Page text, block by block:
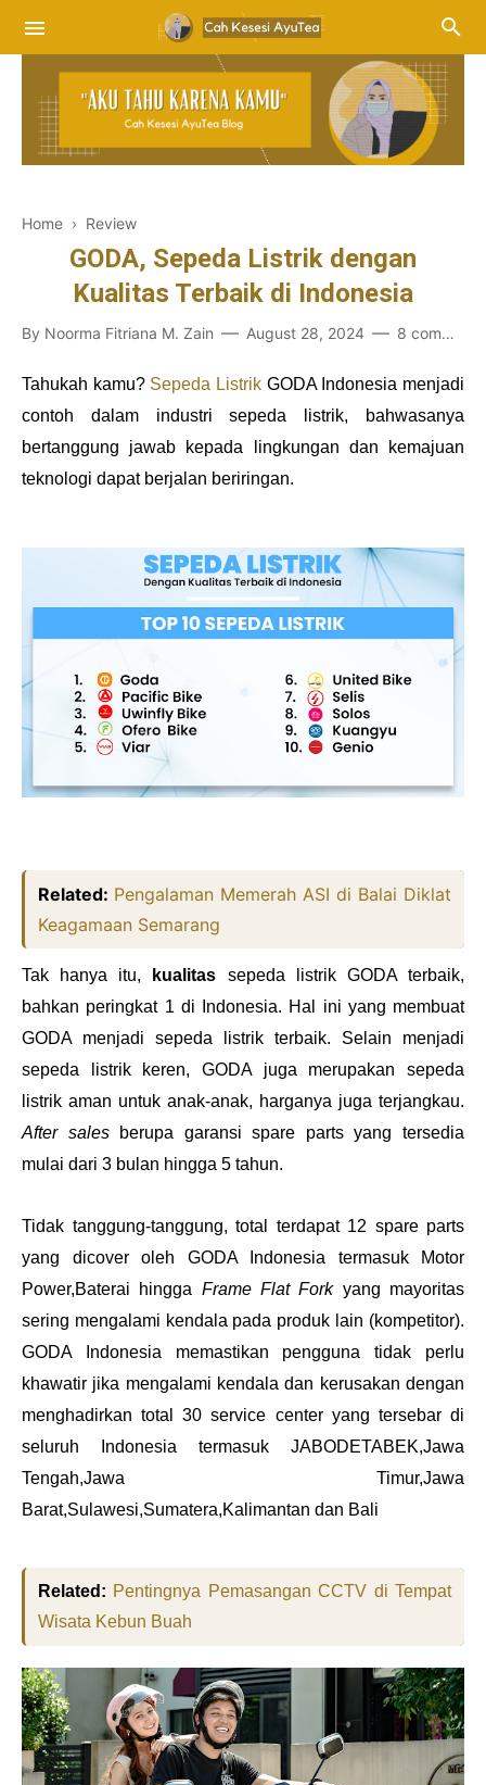
Home › Review
GODA, Sepeda Listrik dengan
Kualitas Terbaik di Indonesia
By Noorma Fitriana M. Zain August 28, 2024 8 comments
Tahukah kamu? Sepeda Listrik GODA Indonesia menjadi
contoh dalam industri sepeda listrik, bahwasanya
bertanggung jawab kepada lingkungan dan kemajuan
teknologi dapat berjalan beriringan.
Related: Pengalaman Memerah ASI di Balai Diklat
Keagamaan Semarang
Tak hanya itu, kualitas sepeda listrik GODA terbaik,
bahkan peringkat 1 di Indonesia. Hal ini yang membuat
GODA menjadi sepeda listrik terbaik. Selain menjadi
sepeda listrik keren, GODA juga merupakan sepeda
listrik aman untuk anak-anak, harganya juga terjangkau.
After sales
berupa garansi spare parts yang tersedia
mulai dari 3 bulan hingga 5 tahun.
Tidak tanggung-tanggung, total terdapat 12 spare parts
yang dicover oleh GODA Indonesia termasuk Motor
Power,Baterai hingga Frame Flat Fork yang mayoritas
sering mengalami kendala pada produk lain (kompetitor).
GODA Indonesia memastikan pengguna tidak perlu
khawatir jika mengalami kendala dan kerusakan dengan
menghadirkan total 30 service center yang tersebar di
seluruh Indonesia termasuk JABODETABEK,Jawa
Tengah,Jawa Timur,Jawa
Barat,Sulawesi,Sumatera,Kalimantan dan Bali
Related: Pentingnya Pemasangan CCTV di Tempat
Wisata Kebun Buah